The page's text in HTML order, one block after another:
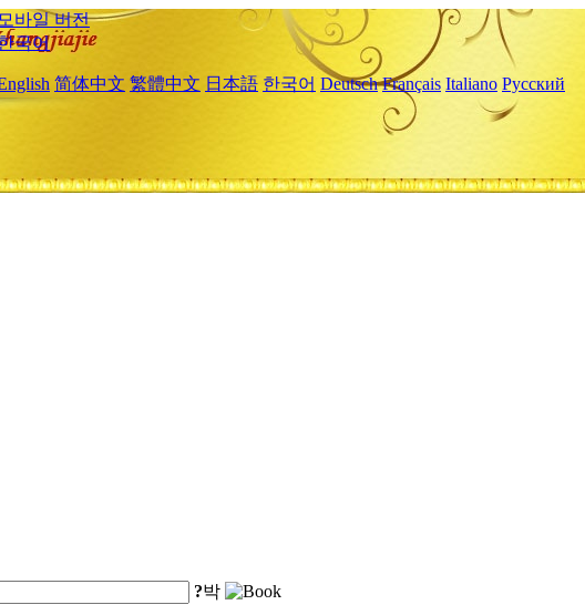
모바일 버전
국어
简体中文 繁體中文 日本語 한국어 Deutsch Français Italiano Русский
?박